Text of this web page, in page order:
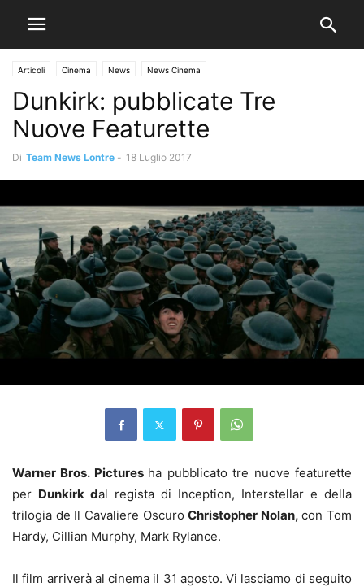
Articoli Cinema News News Cinema
Dunkirk: pubblicate Tre
Nuove Featurette
Di Team News Lontre - 18 Luglio 2017
Warner Bros. Pictures ha pubblicato tre nuove featurette
per Dunkirk dal regista di Inception, Interstellar e della
trilogia de Il Cavaliere OscuroChristopher Nolan,con Tom
Hardy, Cillian Murphy, Mark Rylance.
Il film arriverà al cinema il 31 agosto. Vi lasciamo di seguito